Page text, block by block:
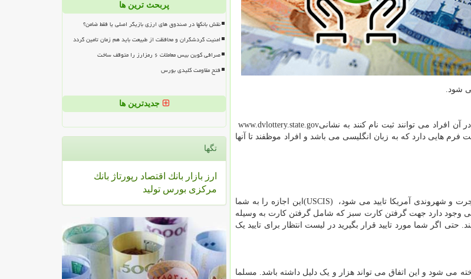
شود.
افراد می توانند ثبت نام کنند به نشانیwww.dvlottery.state.gov
فرم هایی دارد که به زبان انگلیسی می باشد و افراد موظفند تا آنها
و شهروندی آمریکا تایید می شود، (USCIS) این اجازه را به شما
وجود دارد جهت گرفتن کارت سبز که شامل گرفتن کارت به وسیله
حتی اگر شما مورد تایید قرار بگیرید در لیست انتظار برای تایید یک
می شود و این اتفاق می تواند هزار و یک دلیل داشته باشد. مسلما
پربحث ترین ها
نقش بانکها در صندوق های ارزی بازیگر اصلی یا فقط ضامن؟
امنیت گردشگران و محافظت از طبیعت باید هم زمان تامین گردد
صرافی کوین بیس معاملات ۶ رمزارز را متوقف ساخت
فتح مقاومت کلیدی بورس
جدیدترین ها
تگها
ارز بازار بانك اقتصاد رپورتاژ بانك
مركزی بورس تولید